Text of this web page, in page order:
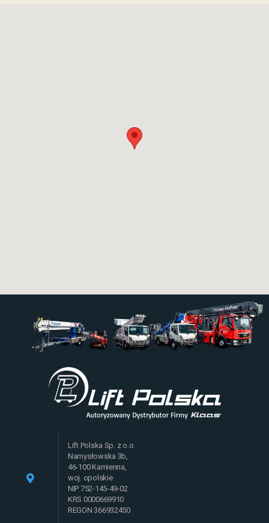
Lift Polska Sp. z o.o.
Namysłowska 3b,
46-100 Kamienna,
woj. opolskie
NIP 752-145-49-02
KRS 0000669910
REGON 366932450